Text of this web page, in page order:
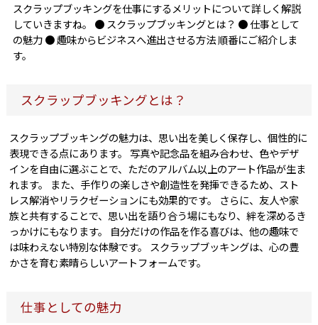
スクラップブッキングを仕事にするメリットについて詳しく解説
していきますね。 ● スクラップブッキングとは？ ● 仕事として
の魅力 ● 趣味からビジネスへ進出させる方法 順番にご紹介しま
す。
スクラップブッキングとは？
スクラップブッキングの魅力は、思い出を美しく保存し、個性的に
表現できる点にあります。 写真や記念品を組み合わせ、色やデザ
インを自由に選ぶことで、ただのアルバム以上のアート作品が生ま
れます。 また、手作りの楽しさや創造性を発揮できるため、スト
レス解消やリラクゼーションにも効果的です。 さらに、友人や家
族と共有することで、思い出を語り合う場にもなり、絆を深めるき
っかけにもなります。 自分だけの作品を作る喜びは、他の趣味で
は味わえない特別な体験です。 スクラップブッキングは、心の豊
かさを育む素晴らしいアートフォームです。
仕事としての魅力